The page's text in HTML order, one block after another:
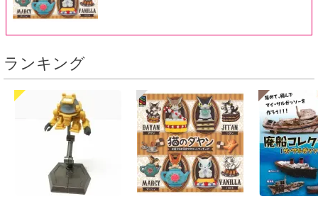
ランキング